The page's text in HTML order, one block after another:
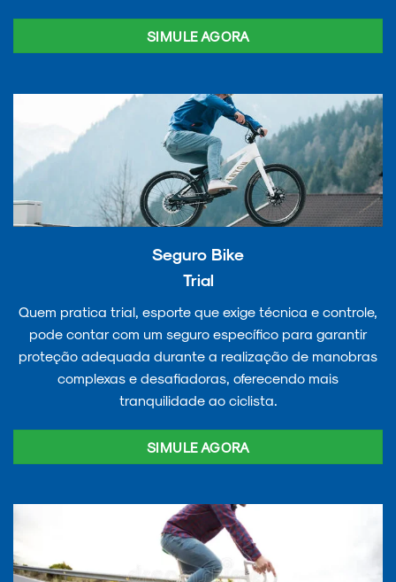
SIMULE AGORA
Seguro Bike
Trial
Quem pratica trial, esporte que exige técnica e controle,
pode contar com um seguro específico para garantir
proteção adequada durante a realização de manobras
complexas e desafiadoras, oferecendo mais
tranquilidade ao ciclista.
SIMULE AGORA